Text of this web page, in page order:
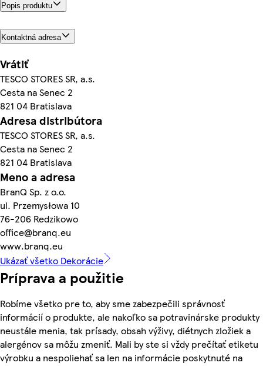
Popis produktu
Kontaktná adresa
Vrátiť
TESCO STORES SR, a.s.
Cesta na Senec 2
821 04 Bratislava
Adresa distribútora
TESCO STORES SR, a.s.
Cesta na Senec 2
821 04 Bratislava
Meno a adresa
BranQ Sp. z o.o.
ul. Przemysłowa 10
76-206 Redzikowo
office@branq.eu
www.branq.eu
Ukázať všetko Dekorácie
Príprava a použitie
Robíme všetko pre to, aby sme zabezpečili správnosť
informácií o produkte, ale nakoľko sa potravinárske produkty
neustále menia, tak prísady, obsah výživy, diétnych zložiek a
alergénov sa môžu zmeniť. Mali by ste si vždy prečítať etiketu
výrobku a nespoliehať sa len na informácie poskytnuté na